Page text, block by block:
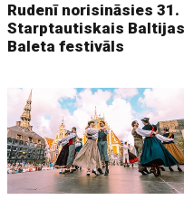
Rudenī norisināsies 31.
Starptautiskais Baltijas
Baleta festivāls